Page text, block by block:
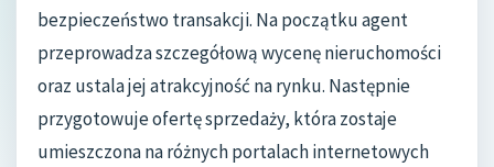
bezpieczeństwo transakcji. Na początku agent
przeprowadza szczegółową wycenę nieruchomości
oraz ustala jej atrakcyjność na rynku. Następnie
przygotowuje ofertę sprzedaży, która zostaje
umieszczona na różnych portalach internetowych